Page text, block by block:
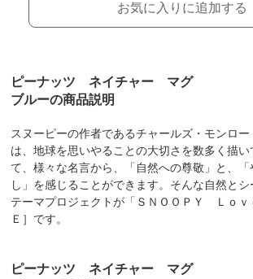
お気に入りに追加する
ピーナッツ ネイチャー マグ
ブルーの商品説明
スヌーピーの作者であるチャールズ・モンロ
は、地球を思いやることの大切さを数多く描い
て、様々な名言から、「自然への尊敬」と、
し」を感じることができます。そんな自然と
テーマプロジェクトが「ＳＮＯＯＰＹ Ｌｏ
Ｅ］です。
ピーナッツ ネイチャー マグ